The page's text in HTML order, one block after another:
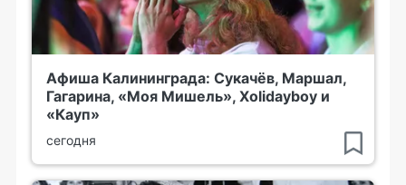
Афиша Калининграда: Сукачёв, Маршал,
Гагарина, «Моя Мишель», Xolidayboy и
«Кауп»
сегодня